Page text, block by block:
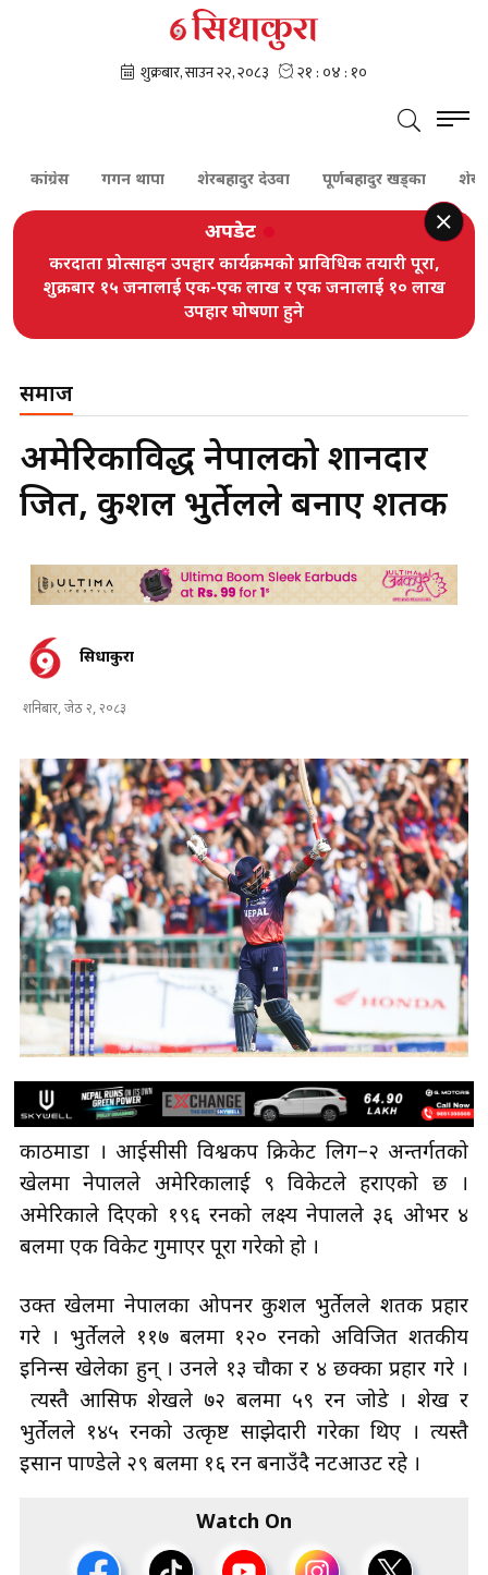
गगन थापा शेरबहादुर देउवा पूर्णबहादुर खड्का शेखर
अपडेट
करदाता प्रोत्साहन उपहार कार्यक्रमको प्राविधिक तयारी पूरा,
शुक्रबार १५ जनालाई एक-एक लाख र एक जनालाई १० लाख
उपहार घोषणा हुने
समाज
अमेरिकाविरुद्ध नेपालको शानदार
जित, कुशल भुर्तेलले बनाए शतक
सिधाकुरा
शनिबार, जेठ २, २०८३
काठमाडौँ । आईसीसी विश्वकप क्रिकेट लिग–२ अन्तर्गतको
खेलमा नेपालले अमेरिकालाई ९ विकेटले हराएको छ ।
अमेरिकाले दिएको १९६ रनको लक्ष्य नेपालले ३६ ओभर ४
बलमा एक विकेट गुमाएर पूरा गरेको हो ।
उक्त खेलमा नेपालका ओपनर कुशल भुर्तेलले शतक प्रहार
गरे । भुर्तेलले ११७ बलमा १२० रनको अविजित शतकीय
इनिन्स खेलेका हुन् । उनले १३ चौका र ४ छक्का प्रहार गरे ।
त्यस्तै आसिफ शेखले ७२ बलमा ५९ रन जोडे । शेख र
भुर्तेलले १४५ रनको उत्कृष्ट साझेदारी गरेका थिए । त्यस्तै
इसान पाण्डेले २९ बलमा १६ रन बनाउँदै नटआउट रहे ।
Watch On